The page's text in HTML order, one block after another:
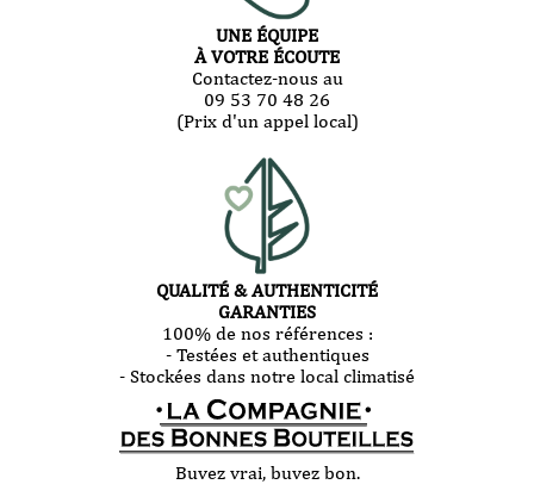
UNE ÉQUIPE
À VOTRE ÉCOUTE
Contactez-nous au
09 53 70 48 26
(Prix d'un appel local)
QUALITÉ & AUTHENTICITÉ
GARANTIES
100% de nos références :
- Testées et authentiques
- Stockées dans notre local climatisé
Buvez vrai, buvez bon.